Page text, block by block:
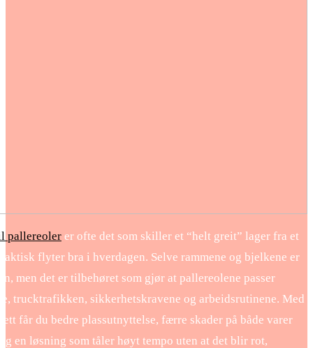
pallereoler er ofte det som skiller et “helt greit” lager fra et
flyter bra i hverdagen. Selve rammene og bjelkene er
men det er tilbehøret som gjør at pallereolene passer
trucktrafikken, sikkerhetskravene og arbeidsrutinene. Med
får du bedre plassutnyttelse, færre skader på både varer
en løsning som tåler høyt tempo uten at det blir rot,